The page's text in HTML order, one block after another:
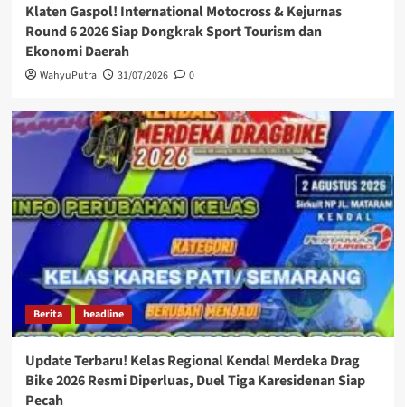
Klaten Gaspol! International Motocross & Kejurnas
Round 6 2026 Siap Dongkrak Sport Tourism dan
Ekonomi Daerah
WahyuPutra 31/07/2026 0
Berita headline
Update Terbaru! Kelas Regional Kendal Merdeka Drag
Bike 2026 Resmi Diperluas, Duel Tiga Karesidenan Siap
Pecah